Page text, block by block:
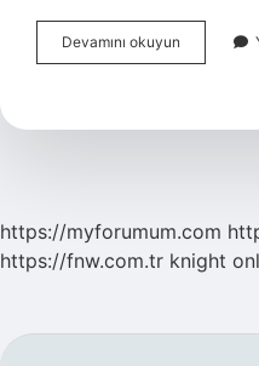
Devamını okuyun Peygamber
Efendimiz
https://myforumum.com
https://fnw.com.tr knight